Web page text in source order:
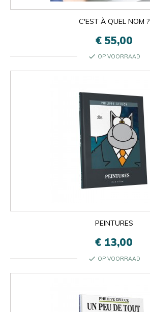
C'EST À QUEL NOM ?
€ 55,00
check OP VOORRAAD
PEINTURES
€ 13,00
check OP VOORRAAD